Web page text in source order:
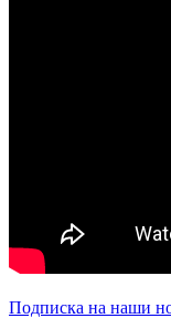
Подписка на наши